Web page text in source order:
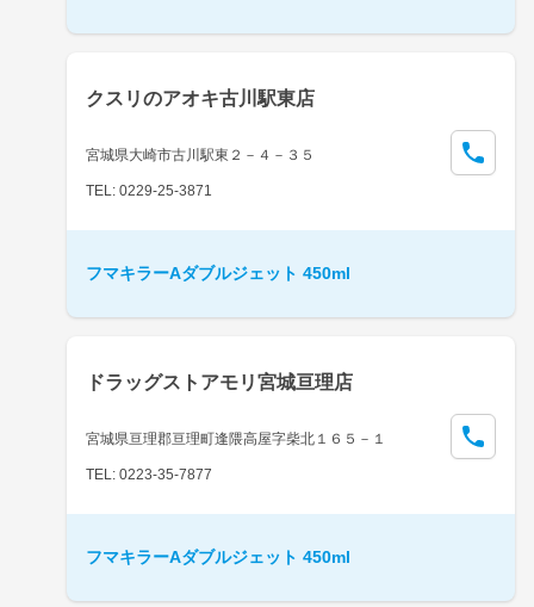
クスリのアオキ古川駅東店
宮城県大崎市古川駅東２－４－３５
TEL: 0229-25-3871
フマキラーAダブルジェット 450ml
ドラッグストアモリ宮城亘理店
宮城県亘理郡亘理町逢隈高屋字柴北１６５－１
TEL: 0223-35-7877
フマキラーAダブルジェット 450ml